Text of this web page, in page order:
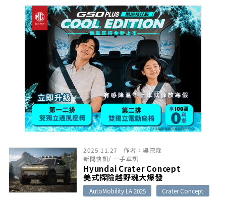
的BC輪圈愛用者，能盡情體驗賽道駕駛
樂趣，特別於台中麗寶賽車場舉辦這場活
動，當天參與車輛數相當多，同時舉辦新
品發表會，使得現場非常熱絡。
2025.11.27 作者： 吳宗霖
新聞快訊/ 一手車訊
Hyundai Crater Concept
美式探險越野魂大爆發
AutoMobility LA 2025
Crater Concept